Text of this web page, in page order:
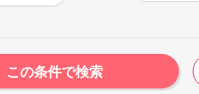
この条件で検索